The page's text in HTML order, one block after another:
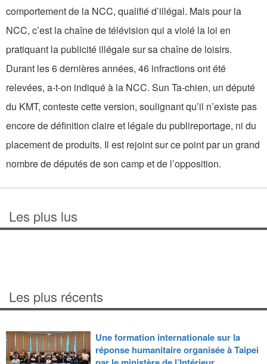
comportement de la NCC, qualifié d’illégal. Mais pour la
NCC, c’est la chaîne de télévision qui a violé la loi en
pratiquant la publicité illégale sur sa chaîne de loisirs.
Durant les 6 dernières années, 46 infractions ont été
relevées, a-t-on indiqué à la NCC. Sun Ta-chien, un député
du KMT, conteste cette version, soulignant qu’il n’existe pas
encore de définition claire et légale du publireportage, ni du
placement de produits. Il est rejoint sur ce point par un grand
nombre de députés de son camp et de l’opposition.
Les plus lus
Les plus récents
Une formation internationale sur la
réponse humanitaire organisée à Taipei